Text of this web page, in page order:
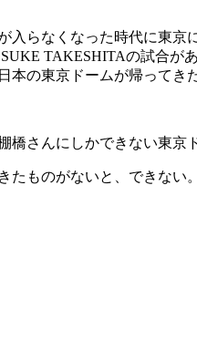
らなくなった時代に東
TAKESHITAの試合が
の東京ドームが帰ってき
さんにしかできない東京
ものがないと、できない